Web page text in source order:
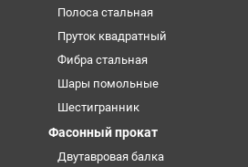
Полоса стальная
Пруток квадратный
Фибра стальная
Шары помольные
Шестигранник
Фасонный прокат
Двутавровая балка